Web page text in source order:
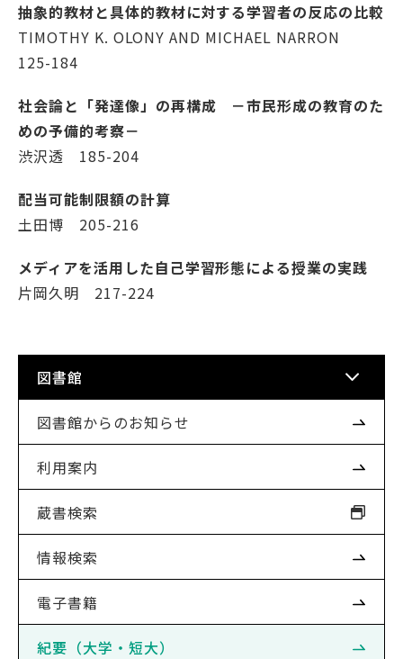
抽象的教材と具体的教材に対する学習者の反応の比較
TIMOTHY K. OLONY AND MICHAEL NARRON
125-184
社会論と「発達像」の再構成 －市民形成の教育のた
めの予備的考察－
渋沢透 185-204
配当可能制限額の計算
土田博 205-216
メディアを活用した自己学習形態による授業の実践
片岡久明 217-224
図書館
図書館からのお知らせ
利用案内
蔵書検索
情報検索
電子書籍
紀要（大学・短大）